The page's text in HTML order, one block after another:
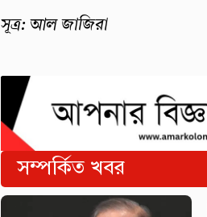
সূত্র: আল জাজিরা
সম্পর্কিত খবর